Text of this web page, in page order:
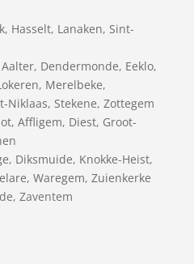
, Hasselt, Lanaken, Sint-
Aalter, Dendermonde, Eeklo,
, Merelbeke,
Niklaas, Stekene, Zottegem
, Affligem, Diest, Groot-
, Diksmuide, Knokke-Heist,
, Waregem, Zuienkerke
Zaventem